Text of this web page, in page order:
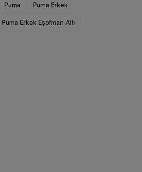
Puma Puma Erkek
Puma Erkek Eşofman Altı